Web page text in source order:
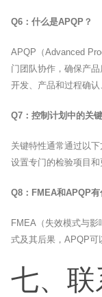
Q6：什么是APQP？
APQP（Advanced
门团队协作，确保产
开发、产品和过程确
Q7：控制计划中的关
关键特性通常通过以
设置专门的检验项目
Q8：FMEA和APQP
FMEA（失效模式与
式及其后果，APQP可
七、